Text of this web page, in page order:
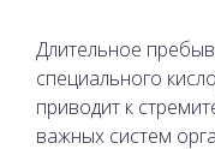
Длительное
специального
приводит к
важных систем